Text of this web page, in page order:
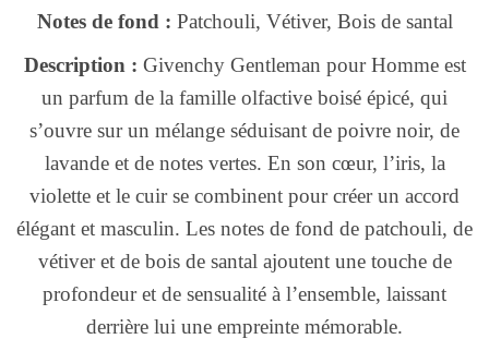
Notes de fond : Patchouli, Vétiver, Bois de santal
Description : ️Givenchy Gentleman pour Homme est
un parfum de la famille olfactive boisé épicé, qui
s’ouvre sur un mélange séduisant de poivre noir, de
lavande et de notes vertes. En son cœur, l’iris, la
violette et le cuir se combinent pour créer un accord
élégant et masculin. Les notes de fond de patchouli, de
vétiver et de bois de santal ajoutent une touche de
profondeur et de sensualité à l’ensemble, laissant
derrière lui une empreinte mémorable.